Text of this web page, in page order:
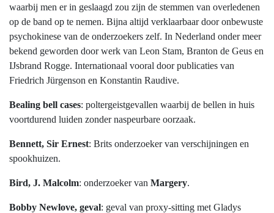
waarbij men er in geslaagd zou zijn de stemmen van overledenen
op de band op te nemen. Bijna altijd verklaarbaar door onbewuste
psychokinese van de onderzoekers zelf. In Nederland onder meer
bekend geworden door werk van Leon Stam, Branton de Geus en
IJsbrand Rogge. Internationaal vooral door publicaties van
Friedrich Jürgenson en Konstantin Raudive.
Bealing bell cases: poltergeistgevallen waarbij de bellen in huis
voortdurend luiden zonder naspeurbare oorzaak.
Bennett, Sir Ernest: Brits onderzoeker van verschijningen en
spookhuizen.
Bird, J. Malcolm: onderzoeker van Margery.
Bobby Newlove, geval: geval van proxy-sitting met Gladys